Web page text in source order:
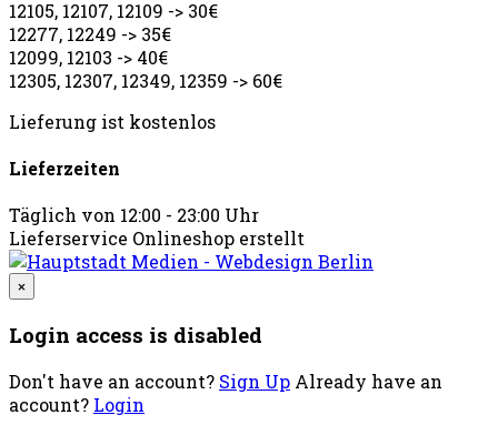
12105, 12107, 12109 -> 30€
12277, 12249 -> 35€
12099, 12103 -> 40€
12305, 12307, 12349, 12359 -> 60€
Lieferung ist kostenlos
Lieferzeiten
Täglich von 12:00 - 23:00 Uhr
Lieferservice Onlineshop erstellt
×
Login access is disabled
Don't have an account? Sign Up Already have an
account? Login